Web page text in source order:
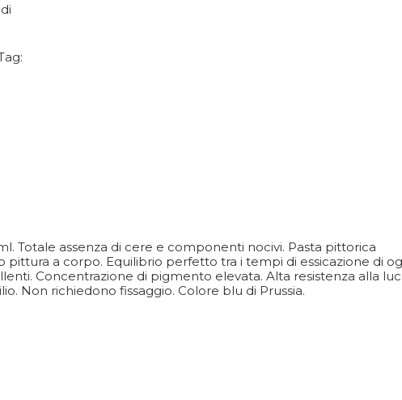
Totale assenza di cere e componenti nocivi. Pasta pittorica
a corpo. Equilibrio perfetto tra i tempi di essicazione di
Concentrazione di pigmento elevata. Alta resistenza alla
Non richiedono fissaggio. Colore blu di Prussia.